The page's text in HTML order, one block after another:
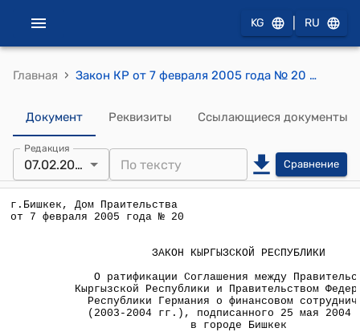
KG RU
Главная › Закон КР от 7 февраля 2005 года № 20 "О ратификации Соглашения между Правительством Кыргызской Республики и Правительством Федеративной Республики Германия о финансовом сотрудничестве (2003-2004 гг.), подписанного 25 мая 2004 года в городе Бишкек"
Документ Реквизиты Ссылающиеся документы
Редакция
07.02.2005 Сравнение